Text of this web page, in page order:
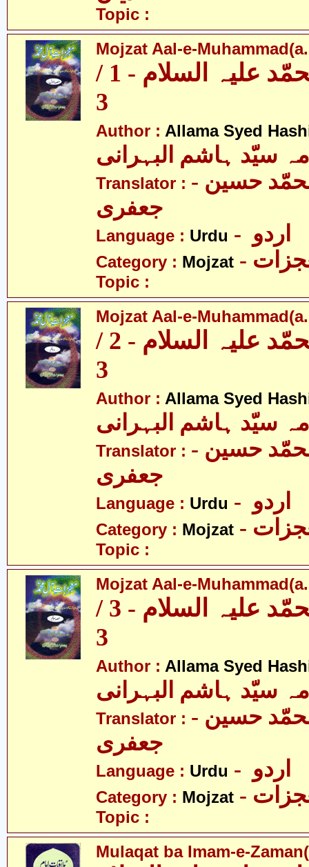
Topic :
Mojzat Aal-e-
معجزات آل محمّد علیہ السلام - 1 /
3
Author : Allama Syed
سیّد ہاشم البہرانی
Translator : - مولانا محمّد حسین
جعفری
Language : Urdu
Category : Mojzat
Topic :
Mojzat Aal-e-
معجزات آل محمّد علیہ السلام - 2 /
3
Author : Allama Syed
سیّد ہاشم البہرانی
Translator : - مولانا محمّد حسین
جعفری
Language : Urdu
Category : Mojzat
Topic :
Mojzat Aal-e-
معجزات آل محمّد علیہ السلام - 3 /
3
Author : Allama Syed
سیّد ہاشم البہرانی
Translator : - مولانا محمّد حسین
جعفری
Language : Urdu
Category : Mojzat
Topic :
Mulaqat ba Imam-e-